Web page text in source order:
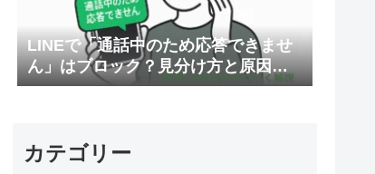
LINEで「通話中のため応答できませ
ん」はブロック？見分け方と原因・
対処法を解説
カテゴリー